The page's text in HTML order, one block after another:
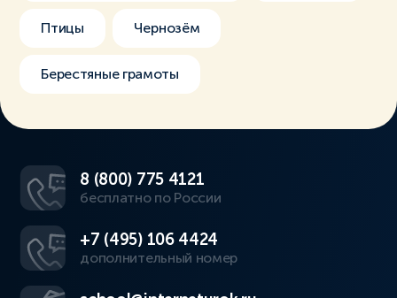
Птицы Чернозём
Берестяные грамоты
8 (800) 775 4121
бесплатно по России
+7 (495) 106 4424
дополнительный номер